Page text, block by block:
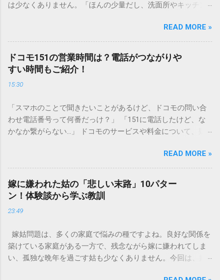
は少なくありません。「ほんの少量だし、洗面所やキッチン
と、実は予期せぬトラブルを招く原因となります。 墨汁は、
一般的な生活排水とは性質が大きく異なります。そのまま排
水口へ流すことは環境負荷だけでなく、ご自宅の排水設備を
傷める可能性も高いため、非常に危険です。この記事では、
墨汁を安全かつ環境に優しい方法で処分するための手順と、
容器を適切に分別する方法を徹底解説します。 墨汁を「排水
す）」と「膠（にかわ）」、そして水です。これらは非常に
微細かつ独特の粘性を持っているため、下水処理や配管維持
の観点から以下の問題が発生します。 1. 環境への深刻な負荷
施設であっても、これらの微粒子を完全に分解・除去するこ
とは容易ではありません。大量に流し続けると河川や海まで
到達し、水質の濁りや生態系へ悪影響を及ぼすリスクがあり
ます。 2. 排水管の詰まりと劣化 墨汁の粘度を保っている「膠
め、深刻な詰まりを引き起こします。特に築年数が経過した
住宅では配管トラブルが起きやすく、修理費用が高額になる
ケースも珍しくありません。 3. 頑固なシミと汚れの沈着 陶器
やホーロー製のシンクに墨汁が付着すると、細かい粒子が素
材の隙間に入り込み、取れない黒ずみとなります。一度素材
READ MORE »
ドコモ151の営業時間は？電話がつながりや
すい時間もご紹介！
15:30
「スマホのことで聞きたいことがあるけど、ドコモの問い合
わせ電話番号って何番だっけ？」 「151に電話したけど、な
かなか繋がらない…」 ドコモのサービスや料金について、疑
ンフォメーションセンター」の専用電話番号「151」ですよ
ね。 でも、「 ドコモ151は何時まで 営業しているの？」「
151は何時から 受付可能なの？」と営業時間がわからず、な
かなか電話ができない方もいるかもしれません。 この記事で
は、ドコモ151の営業時間や、電話が繋がりやすい時間帯、さ
らには電話がつながらない時の対処法をわかりやすく解説し
言うと、ドコモのインフォメーションセンター「151」の受付
時間は、 午前9時から午後8時まで です。 年中無休で、土日
祝日も営業しています。「 151 営業時間 」を気にする際、ま
READ MORE »
嫁に嫌われた姑の「悲しい末路」10パター
ン！体験談から学ぶ教訓
23:49
嫁姑問題は、多くの家庭で悩みの種ですよね。良好な関係を
築けている家庭がある一方で、残念ながら嫁に嫌われてしま
い、孤独な晩年を過ごす姑も少なくありません。今回は、嫁